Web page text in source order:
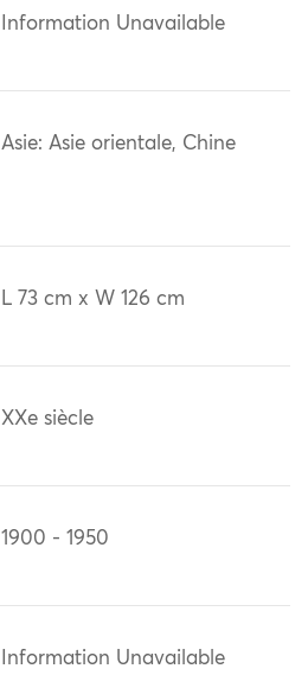
Information Unavailable
Asie: Asie orientale, Chine
L 73 cm x W 126 cm
XXe siècle
1900 - 1950
Information Unavailable